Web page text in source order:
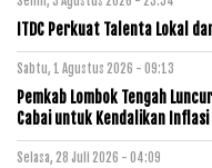
ITDC Perkuat Talenta Lokal
Sabtu, 1 Agustus 2026 - 09:13
Pemkab Lombok Tengah
Cabai untuk Kendalikan Inflasi
Selasa, 28 Juli 2026 - 04:09